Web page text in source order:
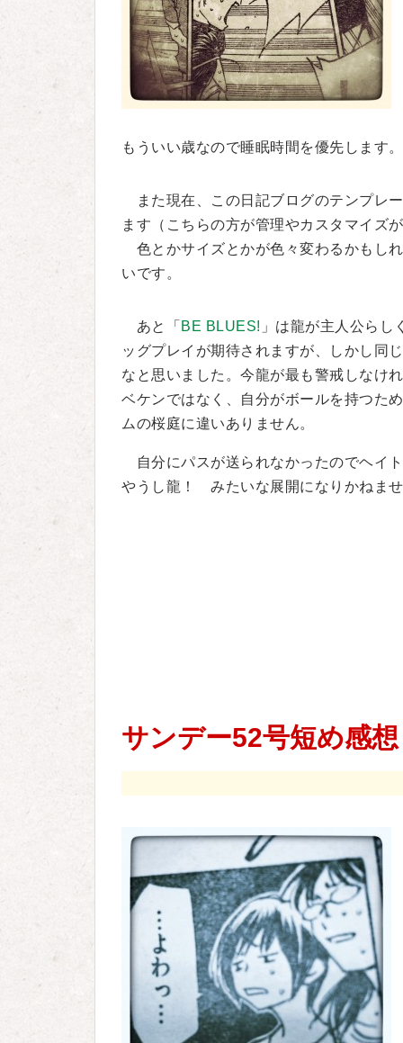
もういい歳なので睡眠時間を優先します
また現在、この日記ブログのテンプレ
ます（こちらの方が管理やカスタマイズ
色とかサイズとかが色々変わるかもし
いです。
あと「 BE BLUES! 」は龍が主人公ら
ッグプレイが期待されますが、しかし同
なと思いました。今龍が最も警戒しなけ
ベケンではなく、自分がボールを持つた
ムの桜庭に違いありません。
自分にパスが送られなかったのでヘイ
やうし龍！ みたいな展開になりかねま
サンデー52号短め感想